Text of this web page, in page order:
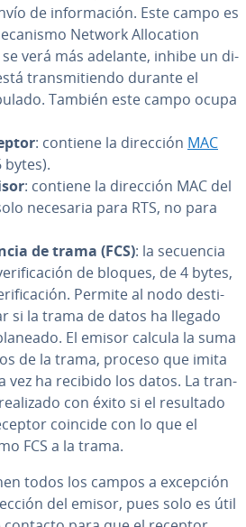
de in­fo­r­ma­ción. Este campo es
Network Allo­ca­tion
verá más adelante, inhibe un di­
tra­n­s­mi­tie­n­do durante el
También este campo ocupa
: contiene la dirección MAC
bytes).
: contiene la dirección MAC del
necesaria para RTS, no para
de trama (FCS): la secuencia
de bloques, de 4 bytes,
Permite al nodo de­s­ti­
si la trama de datos ha llegado
El emisor calcula la suma
de la trama, proceso que imita
vez ha recibido los datos. La tra­n­
con éxito si el resultado
coincide con lo que el
FCS a la trama.
todos los campos a excepción
del emisor, pues solo es útil